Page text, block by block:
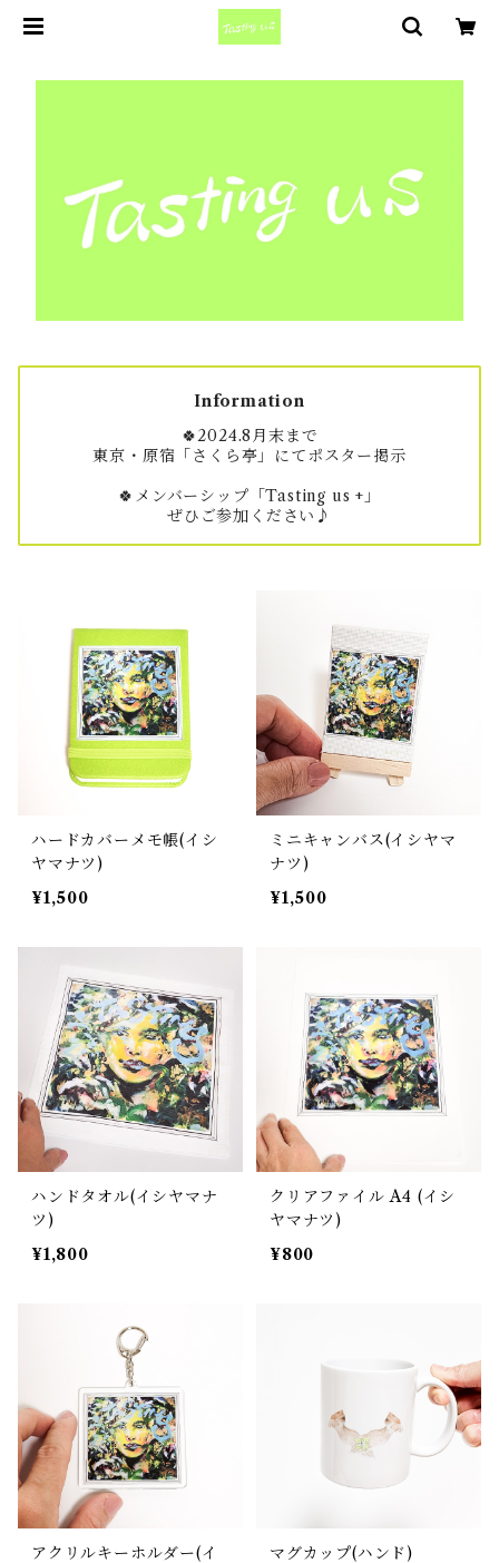
Information
🍀2024.8月末まで
東京・原宿「さくら亭」にてポスター掲示
🍀メンバーシップ「Tasting us +」
ぜひご参加ください♪
ハードカバーメモ帳(イシ
ヤマナツ)
¥1,500
ミニキャンバス(イシヤマ
ナツ)
¥1,500
ハンドタオル(イシヤマナ
ツ)
¥1,800
クリアファイル A4 (イシ
ヤマナツ)
¥800
アクリルキーホルダー(イ
マグカップ(ハンド)